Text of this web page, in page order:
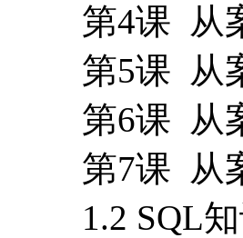
第4课 从
第5课 从
第6课 从
第7课 从
1.2 SQL